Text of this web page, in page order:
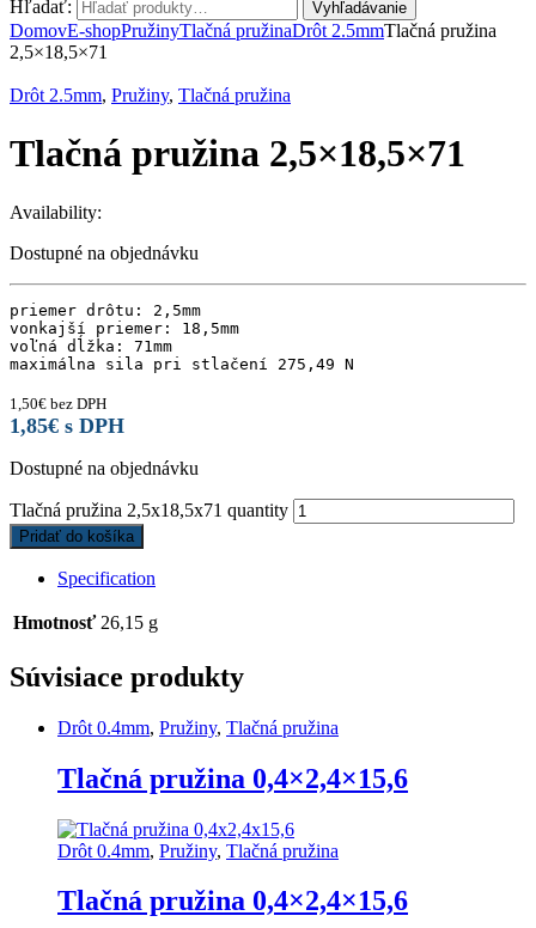
Hľadať: Vyhľadávanie
DomovE-shopPružinyTlačná pružinaDrôt 2.5mmTlačná pružina
2,5×18,5×71
Drôt 2.5mm, Pružiny, Tlačná pružina
Tlačná pružina 2,5×18,5×71
Availability:
Dostupné na objednávku
priemer drôtu: 2,5mm
vonkajší priemer: 18,5mm
voľná dĺžka: 71mm
maximálna sila pri stlačení 275,49 N
1,50€ bez DPH
1,85€ s DPH
Dostupné na objednávku
Tlačná pružina 2,5x18,5x71 quantity
Pridať do košíka
Specification
Hmotnosť 26,15 g
Súvisiace produkty
Drôt 0.4mm, Pružiny, Tlačná pružina
Tlačná pružina 0,4×2,4×15,6
Drôt 0.4mm, Pružiny, Tlačná pružina
Tlačná pružina 0,4×2,4×15,6